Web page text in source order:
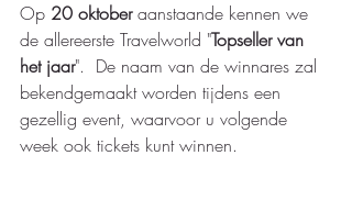
Op 20 oktober aanstaande kennen we
de allereerste Travelworld "Topseller van
het jaar".  De naam van de winnares zal
bekendgemaakt worden tijdens een
gezellig event, waarvoor u volgende
week ook tickets kunt winnen.